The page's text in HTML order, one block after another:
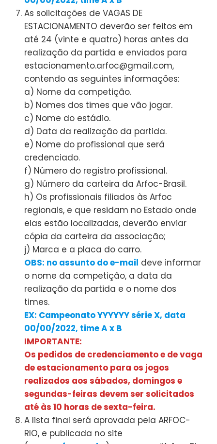
As solicitações de VAGAS DE
ESTACIONAMENTO deverão ser feitos em
até 24 (vinte e quatro) horas antes da
realização da partida e enviados para
estacionamento.arfoc@gmail.com,
contendo as seguintes informações:
a) Nome da competição.
b) Nomes dos times que vão jogar.
c) Nome do estádio.
d) Data da realização da partida.
e) Nome do profissional que será
credenciado.
f) Número do registro profissional.
g) Número da carteira da Arfoc-Brasil.
h) Os profissionais filiados às Arfoc
regionais, e que residam no Estado onde
elas estão localizadas, deverão enviar
cópia da carteira da associação;
j) Marca e a placa do carro.
OBS: no assunto do e-mail deve informar
o nome da competição, a data da
realização da partida e o nome dos
times.
EX: Campeonato YYYYYY série X, data
00/00/2022, time A x B
IMPORTANTE:
Os pedidos de credenciamento e de vaga
de estacionamento para os jogos
realizados aos sábados, domingos e
segundas-feiras devem ser solicitados
até às 10 horas de sexta-feira.
A lista final será aprovada pela ARFOC-
RIO, e publicada no site